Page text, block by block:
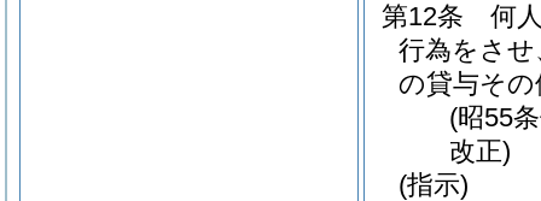
第12条
何
行為をさ
の貸与そ
(昭55
改正)
(指示)